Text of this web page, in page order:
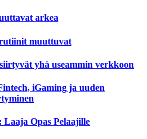
arkea
muuttuvat
yhä useammin verkkoon
iGaming ja uuden
Opas Pelaajille